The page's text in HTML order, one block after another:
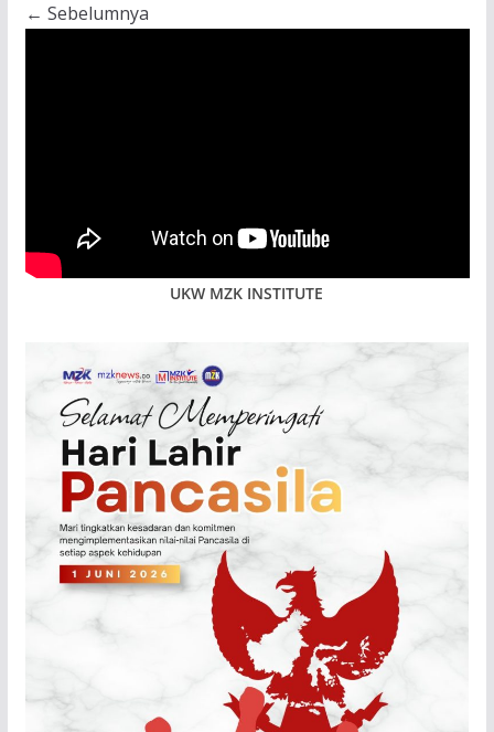
← Sebelumnya
UKW MZK INSTITUTE